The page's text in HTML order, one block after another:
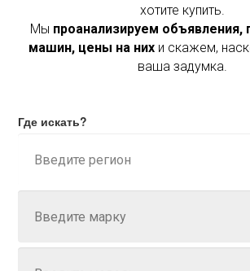
хотите купить.
Мы проанализируем объявления,
машин, цены на нихи скажем,
ваша задумка.
Где искать?